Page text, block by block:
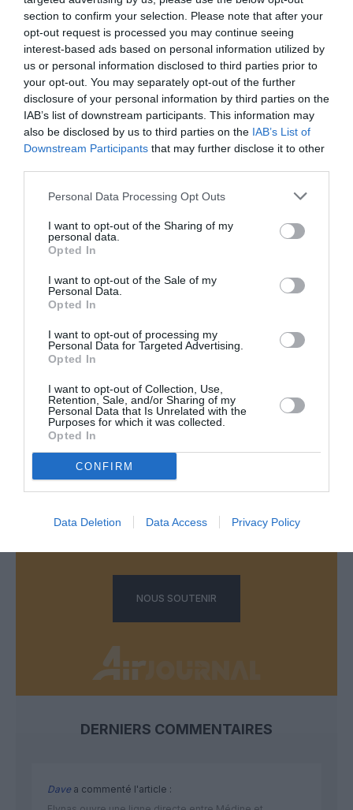
section to confirm your selection. Please note that after your
opt-out request is processed you may continue seeing
interest-based ads based on personal information utilized by
us or personal information disclosed to third parties prior to
your opt-out. You may separately opt-out of the further
disclosure of your personal information by third parties on the
IAB’s list of downstream participants. This information may
also be disclosed by us to third parties on the IAB’s List of
Downstream Participants that may further disclose it to other
Personal Data Processing Opt Outs
I want to opt-out of the Sharing of my
personal data.
Opted In
I want to opt-out of the Sale of my
Personal Data.
Opted In
I want to opt-out of processing my
Personal Data for Targeted Advertising.
Opted In
I want to opt-out of Collection, Use,
Retention, Sale, and/or Sharing of my
Personal Data that Is Unrelated with the
Purposes for which it was collected.
Opted In
CONFIRM
Data Deletion Data Access Privacy Policy
grega commenté :
25 juillet 2015 - 11 h 16 min
c’est vrai qu’elle est black listée en Europe , donc équipage
pas Malgache et
immate non plus .
à l’origine , deux avions AF après les financements et les
loueurs …………..
RÉPONDRE
Jao Jôbya commenté :
27 juillet 2015 - 4 h 25 min
Européennes
Elle exploite 2 Airbus A340 loues a AF pour ses long
Celui sous immatriculation Islandaise dessert l’Europe avec
PNC MD et PNT Islandais
LAISSER UN COMMENTAIRE
FAIRE UN DON
Soutenez Air Journal participezà son
NOUS SOUTENIR
DERNIERS COMMENTAIRES
Davea commenté l'article :